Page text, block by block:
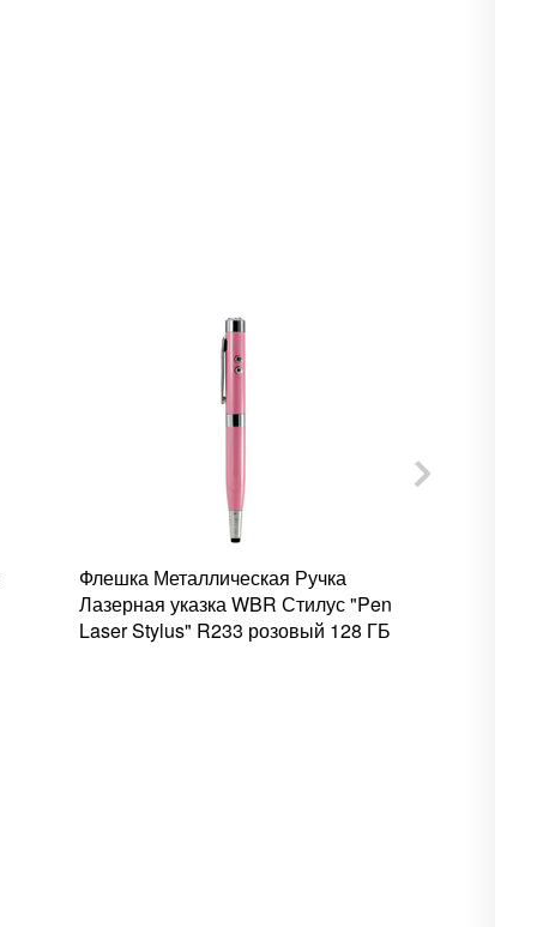
Флешка Металлическая Ручка
Лазерная указка WBR Стилус "Pen
Laser Stylus" R233 розовый 128 ГБ